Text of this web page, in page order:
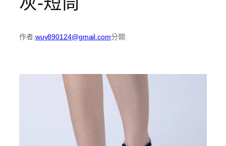
作者:wuy890124@gmail.com分類: